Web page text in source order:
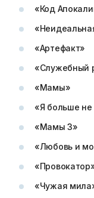
«Код
«Артефакт»
«Служебный
«Мамы»
«Я больше не
«Мамы 3»
«Любовь и
«Чужая